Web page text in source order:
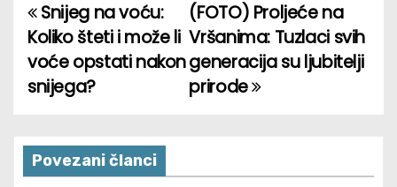
P
o
s
n
(FOTO) Proljeće na
Vršanima: Tuzlaci svih
generacija su ljubitelji
prirode
Snijeg na voću:
Koliko šteti i može li
voće opstati nakon
snijega?
Povezani članci